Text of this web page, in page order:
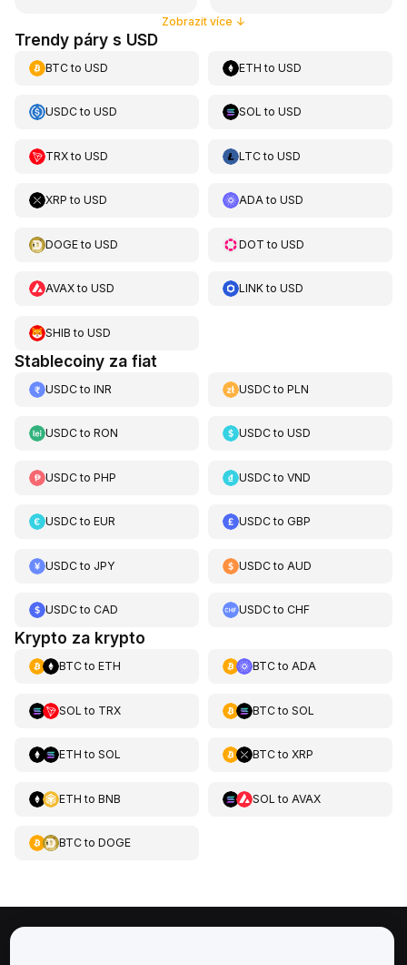
Zobrazit více ↓
Trendy páry s USD
BTCto USD ETH toUSD
USDCto USD SOL toUSD
TRXto USD LTCtoUSD
XRP to USD ADAtoUSD
DOGEto USD DOT toUSD
AVAXto USD LINKtoUSD
SHIB to USD
Stablecoiny za fiat
USDCto INR USDCtoPLN
USDCto RON USDCtoUSD
USDCto PHP USDCtoVND
USDCto EUR USDCtoGBP
USDCto JPY USDCto AUD
USDCto CAD USDCtoCHF
Krypto za krypto
BTCto ETH BTCto ADA
SOL to TRX BTCto SOL
ETH to SOL BTCto XRP
ETH to BNB SOL to AVAX
BTCto DOGE